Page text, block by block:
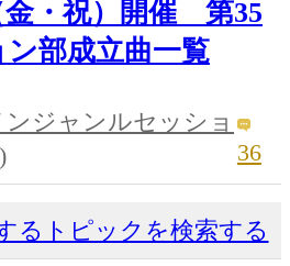
金・祝）開催 第35
ン部成立曲一覧
ンジャンルセッショ
36
るトピックを検索する